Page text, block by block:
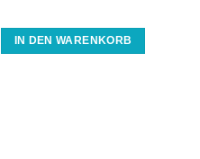
IN DEN WARENKORB